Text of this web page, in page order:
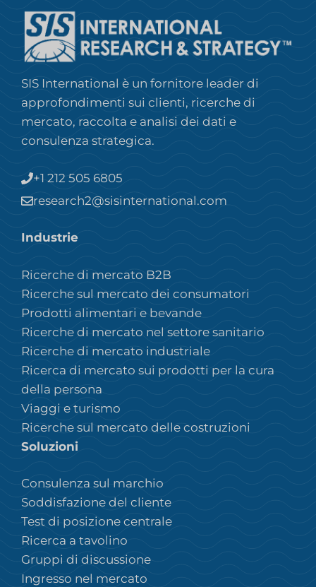
SIS International è un fornitore leader di
approfondimenti sui clienti, ricerche di
mercato, raccolta e analisi dei dati e
consulenza strategica.
+1 212 505 6805
research2@sisinternational.com
Industrie
Ricerche di mercato B2B
Ricerche sul mercato dei consumatori
Prodotti alimentari e bevande
Ricerche di mercato nel settore sanitario
Ricerche di mercato industriale
Ricerca di mercato sui prodotti per la cura
della persona
Viaggi e turismo
Ricerche sul mercato delle costruzioni
Soluzioni
Consulenza sul marchio
Soddisfazione del cliente
Test di posizione centrale
Ricerca a tavolino
Gruppi di discussione
Ingresso nel mercato